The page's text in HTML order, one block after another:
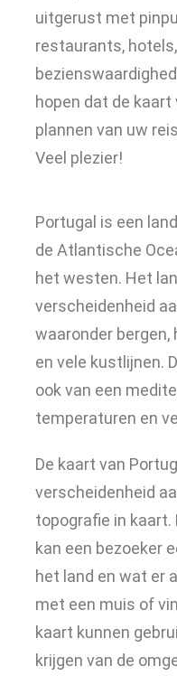
uitgerust met
restaurants,
hopen dat de
plannen van uw
Veel plezier!
Portugal is een
de Atlantische
het westen. Het
verscheidenheid
waaronder bergen,
en vele kustlijnen.
ook van een
temperaturen en
De kaart van
verscheidenheid
topografie in kaart.
kan een bezoeker
het land en wat er
met een muis of
kaart kunnen
krijgen van de